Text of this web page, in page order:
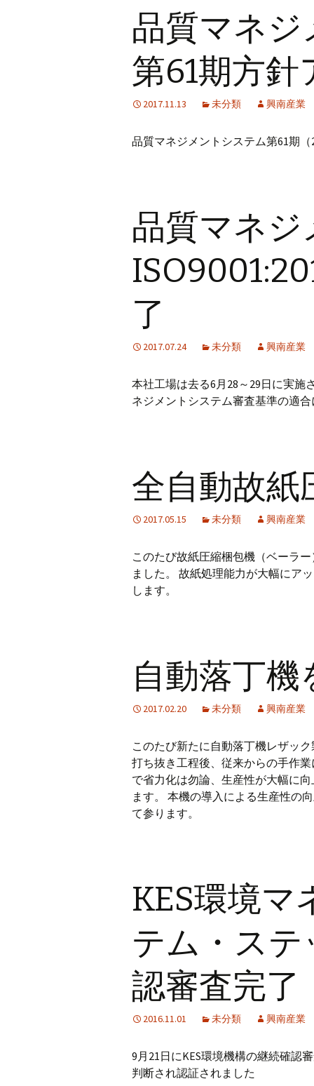
品質マネ
第61期方針
2017.11.13 未分類 興南産業
品質マネジメントシステム第61期（
品質マネ
了
2017.07.24 未分類 興南産業
本社工場は去る6月28～29日に実施
ネジメントシステム審査基準の適
全自動故紙
2017.05.15 未分類 興南産業
このたび故紙圧縮梱包機（ベーラ
ました。 故紙処理能力が大幅にア
します。
自動落丁
2017.02.20 未分類 興南産業
このたび新たに自動落丁機レザッ
打ち抜き工程後、従来からの手作
で省力化は勿論、生産性が大幅に
ます。 本機の導入による生産性の
て参ります。
KES環境マ
テム・ス
認審査完了
2016.11.01 未分類 興南産業
9月21日にKES環境機構の継続確認
判断され認証されました